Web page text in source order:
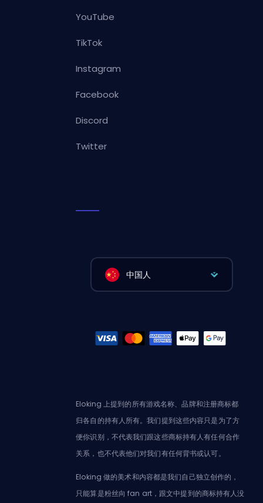
YouTube
TikTok
Instagram
Facebook
Discord
Twitter
中国人
Eloking 上提到的所有游戏名称、品牌和注册商标都
归各自的持有人所有。我们提到这些内容只是为了方
便你识别，不代表我们跟这些商标持有人有任何合作
关系，也不代表他们对我们有任何背书或认可。
Eloking 做的美术和内容都是我们自己独立创作的，
只能算是粉丝向 fan art，跟文中提到的商标持有人没